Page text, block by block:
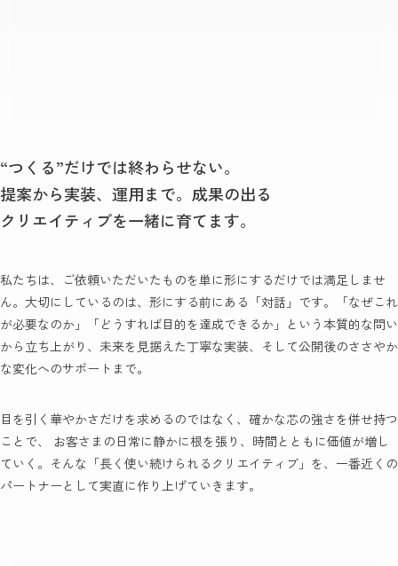
“つくる”だけでは終わらせない。
提案から実装、運用まで。成果の出る
クリエイティブを一緒に育てます。
私たちは、ご依頼いただいたものを単に形にするだけでは満足しませ
ん。大切にしているのは、形にする前にある「対話」です。「なぜこれ
が必要なのか」「どうすれば目的を達成できるか」という本質的な問い
から立ち上がり、未来を見据えた丁寧な実装、そして公開後のささやか
な変化へのサポートまで。
目を引く華やかさだけを求めるのではなく、確かな芯の強さを併せ持つ
ことで、 お客さまの日常に静かに根を張り、時間とともに価値が増し
ていく。そんな「長く使い続けられるクリエイティブ」を、一番近くの
パートナーとして実直に作り上げていきます。